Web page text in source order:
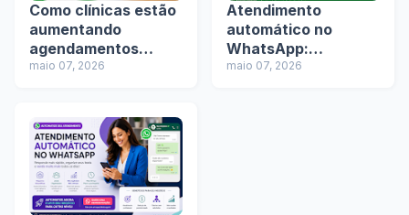
Como clínicas estão
aumentando
agendamentos
usando automação
maio 07, 2026
Atendimento
automático no
WhatsApp:
tendência ou
maio 07, 2026